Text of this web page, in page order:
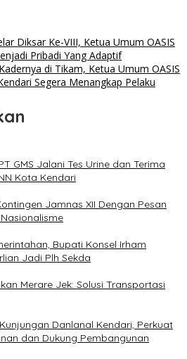
Diksar Ke-VIII, Ketua Umum OASIS
Pribadi Yang Adaptif
di Tikam, Ketua Umum OASIS
Segera Menangkap Pelaku
GMS Jalani Tes Urine dan Terima
Kota Kendari
Jamnas XII Dengan Pesan
Bupati Konsel Irham
Jadi Plh Sekda
Merare Jek: Solusi Transportasi
Danlanal Kendari, Perkuat
dan Dukung Pembangunan